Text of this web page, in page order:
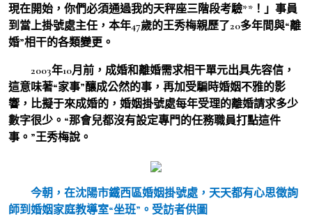
現在開始，你們必須通過我的天秤座三階段考驗**！」事員
到當上掛號處主任，本年47歲的王秀梅親歷了20多年間與“離
婚”相干的各類變更。
2003年10月前，成婚和離婚需求相干單元出具先容信，
這意味著“家事”釀成公然的事，再加受騙時婚姻不雅的影
響，比擬于來成婚的，婚姻掛號處每年受理的離婚請求多少
數字很少。“那會兒都沒有設定專門的任務職員打點這件
事。”王秀梅說。
今朝，在沈陽市鐵西區婚姻掛號處，天天都有心思徵詢
師到婚姻家庭教導室“坐班”。受訪者供圖